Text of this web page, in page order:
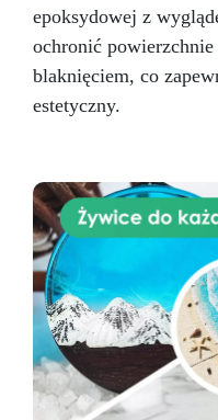
epoksydowej z
ochronić
blaknięciem, co
estetyczny.